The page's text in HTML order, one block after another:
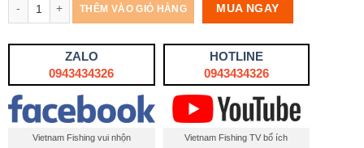
THÊM VÀO GIỎ HÀNG MUA NGAY
ZALO
0943434326
HOTLINE
0943434326
Vietnam Fishing vui nhộn Vietnam Fishing TV bổ ích